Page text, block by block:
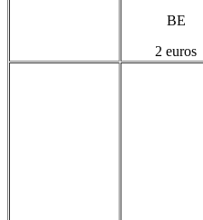
BE
2 euros